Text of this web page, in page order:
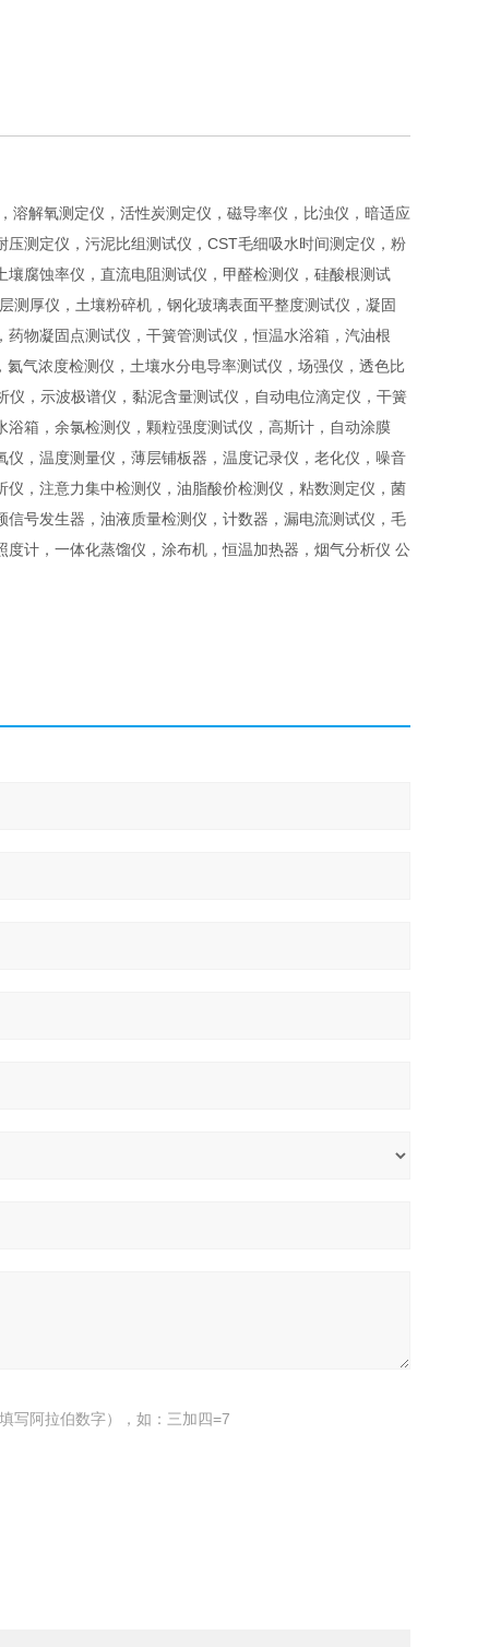
溶解氧测定仪，活性炭测定仪，磁导率仪，比浊仪，暗适应
测定仪，污泥比组测试仪，CST毛细吸水时间测定仪，粉
腐蚀率仪，直流电阻测试仪，甲醛检测仪，硅酸根测试
测厚仪，土壤粉碎机，钢化玻璃表面平整度测试仪，凝固
物凝固点测试仪，干簧管测试仪，恒温水浴箱，汽油根
气浓度检测仪，土壤水分电导率测试仪，场强仪，透色比
，示波极谱仪，黏泥含量测试仪，自动电位滴定仪，干簧
箱，余氯检测仪，颗粒强度测试仪，高斯计，自动涂膜
，温度测量仪，薄层铺板器，温度记录仪，老化仪，噪音
，注意力集中检测仪，油脂酸价检测仪，粘数测定仪，菌
号发生器，油液质量检测仪，计数器，漏电流测试仪，毛
计，一体化蒸馏仪，涂布机，恒温加热器，烟气分析仪 公
写阿拉伯数字），如：三加四=7